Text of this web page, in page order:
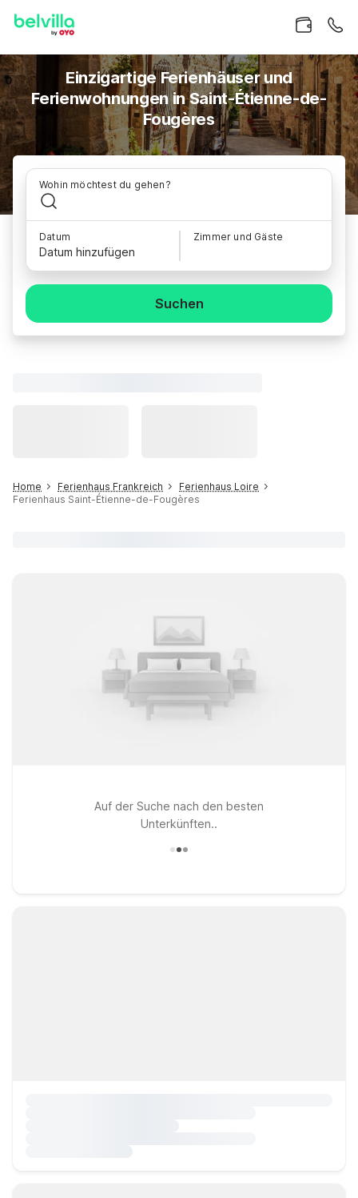
Einzigartige Ferienhäuser und
Ferienwohnungen in Saint-Étienne-de-
Fougères
Wohin möchtest du gehen?
Datum
Datum hinzufügen
Zimmer und Gäste
Suchen
Home Ferienhaus Frankreich
Ferienhaus Loire
Ferienhaus Saint-Étienne-de-Fougères
Auf der Suche nach den besten
Unterkünften..